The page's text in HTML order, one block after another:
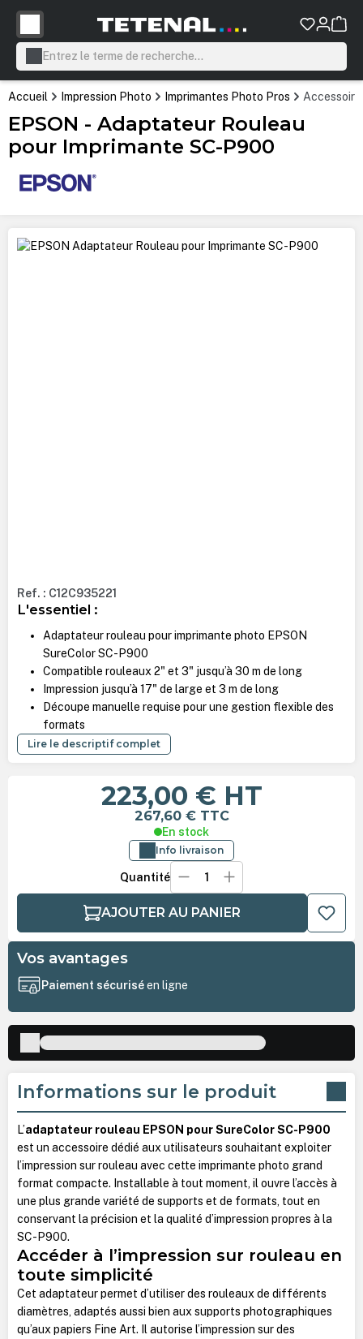
principal
Accueil Impression Photo Imprimantes Photo Pros
EPSON - Adaptateur Rouleau
pour Imprimante SC-P900
Ignorer la galerie d'images
Ref. : C12C935221
L'essentiel :
Adaptateur rouleau pour imprimante photo EPSON
SureColor SC-P900
Compatible rouleaux 2" et 3" jusqu’à 30 m de long
Impression jusqu’à 17" de large et 3 m de long
Découpe manuelle requise pour une gestion flexible des
formats
Lire le descriptif complet
223,00 € HT
267,60 € TTC
En stock
Info livraison
Quantité
AJOUTER AU PANIER
Vos avantages
Paiement sécuriséen ligne
Informations sur le produit
L’adaptateur rouleau EPSON pour SureColor SC-P900
est un accessoire dédié aux utilisateurs souhaitant exploiter
l’impression sur rouleau avec cette imprimante photo grand
format compacte. Installable à tout moment, il ouvre l’accès à
une plus grande variété de supports et de formats, tout en
conservant la précision et la qualité d’impression propres à la
SC-P900.
Accéder à l’impression sur rouleau en
toute simplicité
Cet adaptateur permet d’utiliser des rouleaux de différents
diamètres, adaptés aussi bien aux supports photographiques
qu’aux papiers Fine Art. Il autorise l’impression sur des